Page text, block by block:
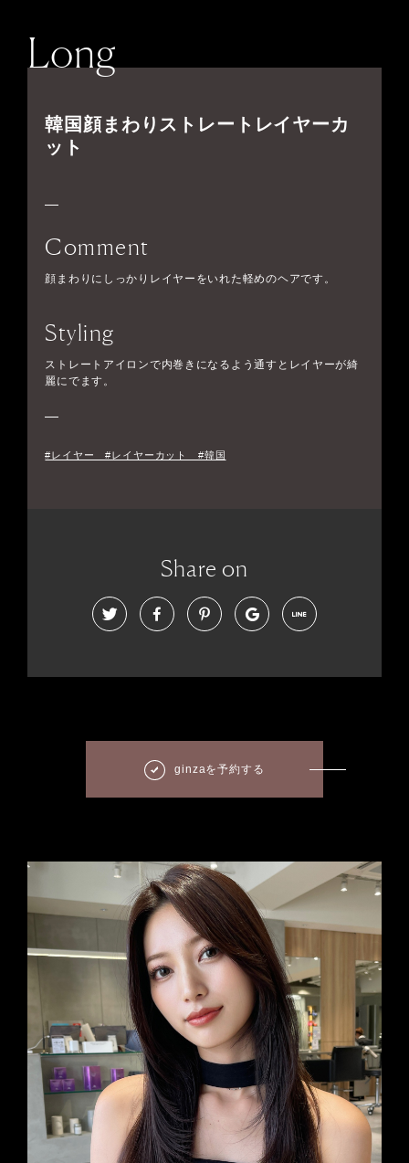
Long
韓国顔まわりストレートレイヤーカ
ット
Comment
顔まわりにしっかりレイヤーをいれた軽めのヘアです。
Styling
ストレートアイロンで内巻きになるよう通すとレイヤーが綺
麗にでます。
#レイヤー #レイヤーカット #韓国
Share on
ginzaを予約する